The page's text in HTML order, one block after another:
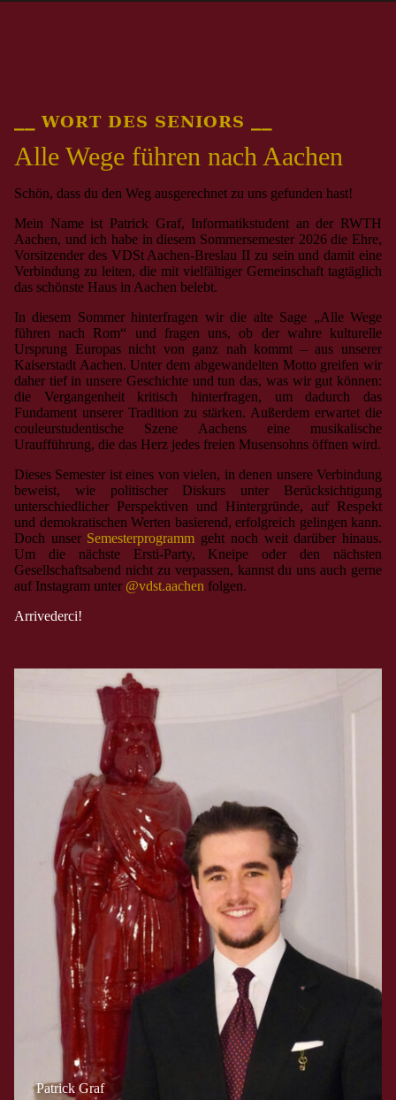
Patrick Graf
⎯⎯ WORT DES SENIORS ⎯⎯
Alle Wege führen nach Aachen
Schön, dass du den Weg ausgerechnet zu uns gefunden hast!
Mein Name ist Patrick Graf, Informatikstudent an der RWTH
Aachen, und ich habe in diesem Sommersemester 2026 die Ehre,
Vorsitzender des VDSt Aachen-Breslau II zu sein und damit eine
Verbindung zu leiten, die mit vielfältiger Gemeinschaft tagtäglich
das schönste Haus in Aachen belebt.
In diesem Sommer hinterfragen wir die alte Sage „Alle Wege
führen nach Rom“ und fragen uns, ob der wahre kulturelle
Ursprung Europas nicht von ganz nah kommt – aus unserer
Kaiserstadt Aachen. Unter dem abgewandelten Motto greifen wir
daher tief in unsere Geschichte und tun das, was wir gut können:
die Vergangenheit kritisch hinterfragen, um dadurch das
Fundament unserer Tradition zu stärken. Außerdem erwartet die
couleurstudentische Szene Aachens eine musikalische
Uraufführung, die das Herz jedes freien Musensohns öffnen wird.
Dieses Semester ist eines von vielen, in denen unsere Verbindung
beweist, wie politischer Diskurs unter Berücksichtigung
unterschiedlicher Perspektiven und Hintergründe, auf Respekt
und demokratischen Werten basierend, erfolgreich gelingen kann.
Doch unser Semesterprogramm geht noch weit darüber hinaus.
Um die nächste Ersti-Party, Kneipe oder den nächsten
Gesellschaftsabend nicht zu verpassen, kannst du uns auch gerne
auf Instagram unter @vdst.aachen folgen.
Arrivederci!